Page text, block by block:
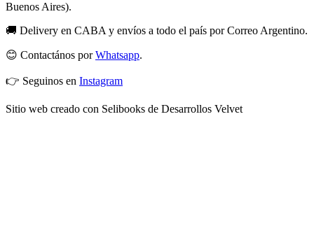
Buenos Aires).
🚚 Delivery en CABA y envíos a todo el país por Correo Argentino.
😊 Contactános porWhatsapp.
👉 Seguinos en Instagram
Sitio web creado con Selibooks de Desarrollos Velvet